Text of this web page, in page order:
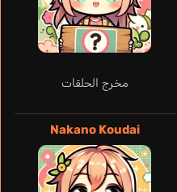
مخرج الحلقات
Nakano Koudai
Minami Yume